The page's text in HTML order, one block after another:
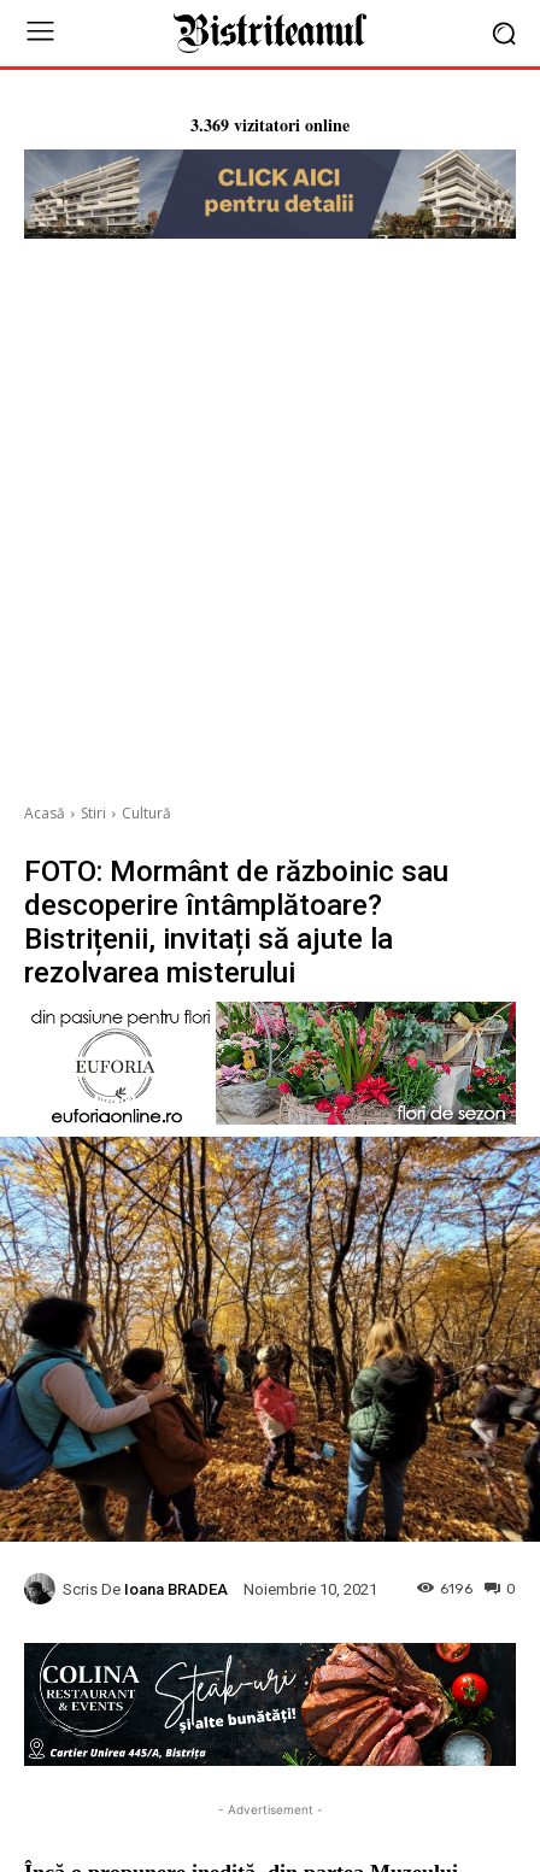
3.369 vizitatori online
Acasă Stiri Cultură
FOTO: Mormânt de războinic sau
descoperire întâmplătoare?
Bistrițenii, invitați să ajute la
rezolvarea misterului
Scris De Ioana BRADEA Noiembrie 10, 2021 0
6196
- Advertisement -